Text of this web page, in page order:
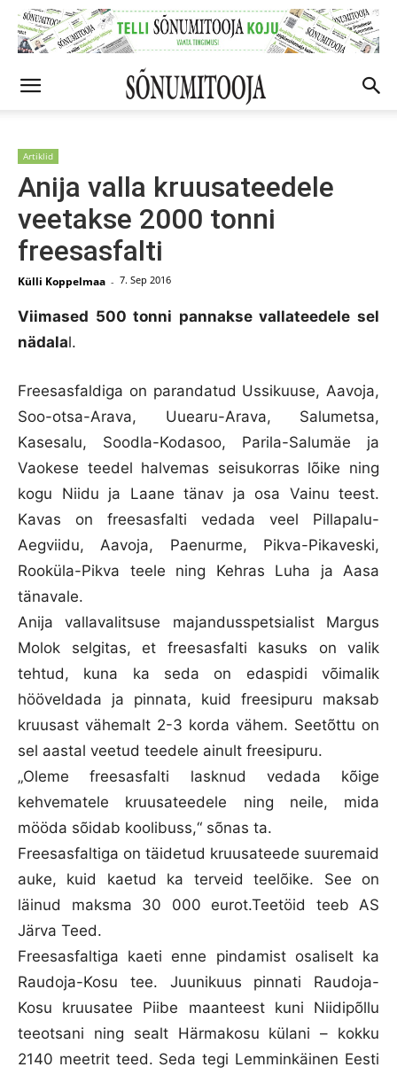
Artiklid
Anija valla kruusateedele
veetakse 2000 tonni
freesasfalti
Külli Koppelmaa - 7. Sep 2016
Viimased 500 tonni pannakse vallateedele sel
nädalal.
Freesasfaldiga on parandatud Ussikuuse, Aavoja,
Soo-otsa-Arava, Uuearu-Arava, Salumetsa,
Kasesalu, Soodla-Kodasoo, Parila-Salumäe ja
Vaokese teedel halvemas seisukorras lõike ning
kogu Niidu ja Laane tänav ja osa Vainu teest.
Kavas on freesasfalti vedada veel Pillapalu-
Aegviidu, Aavoja, Paenurme, Pikva-Pikaveski,
Rooküla-Pikva teele ning Kehras Luha ja Aasa
tänavale.
Anija vallavalitsuse majandusspetsialist Margus
Molok selgitas, et freesasfalti kasuks on valik
tehtud, kuna ka seda on edaspidi võimalik
hööveldada ja pinnata, kuid freesipuru maksab
kruusast vähemalt 2-3 korda vähem. Seetõttu on
sel aastal veetud teedele ainult freesipuru.
„Oleme freesasfalti lasknud vedada kõige
kehvematele kruusateedele ning neile, mida
mööda sõidab koolibuss,“ sõnas ta.
Freesasfaltiga on täidetud kruusateede suuremaid
auke, kuid kaetud ka terveid teelõike. See on
läinud maksma 30 000 eurot.Teetöid teeb AS
Järva Teed.
Freesasfaltiga kaeti enne pindamist osaliselt ka
Raudoja-Kosu tee. Juunikuus pinnati Raudoja-
Kosu kruusatee Piibe maanteest kuni Niidipõllu
teeotsani ning sealt Härmakosu külani – kokku
2140 meetrit teed. Seda tegi Lemminkäinen Eesti